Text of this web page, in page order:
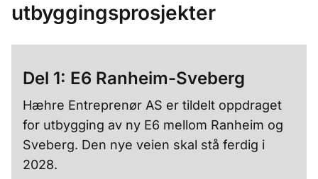
utbyggingsprosjekter
Del 1: E6 Ranheim-Sveberg
Hæhre Entreprenør AS er tildelt oppdraget
for utbygging av ny E6 mellom Ranheim og
Sveberg. Den nye veien skal stå ferdig i
2028.